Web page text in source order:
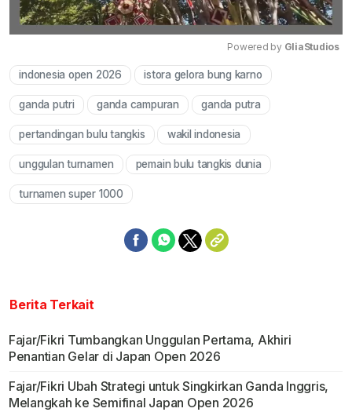
Powered by GliaStudios
indonesia open 2026 istora gelora bung karno
ganda putri ganda campuran ganda putra
pertandingan bulu tangkis wakil indonesia
unggulan turnamen pemain bulu tangkis dunia
turnamen super 1000
Berita Terkait
Fajar/Fikri Tumbangkan Unggulan Pertama, Akhiri
Penantian Gelar di Japan Open 2026
Fajar/Fikri Ubah Strategi untuk Singkirkan Ganda Inggris,
Melangkah ke Semifinal Japan Open 2026